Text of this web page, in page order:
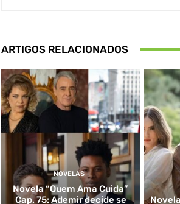
ARTIGOS RELACIONADOS
NOVELAS
Novela “Quem Ama Cuida”
Cap. 75: Ademir decide se